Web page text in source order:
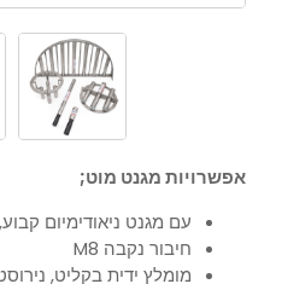
אפשרויות מגנט מוט;
עם מגנט ניאודימיום קבוע,
חיבור נקבה M8
מומלץ ידית בקליט,